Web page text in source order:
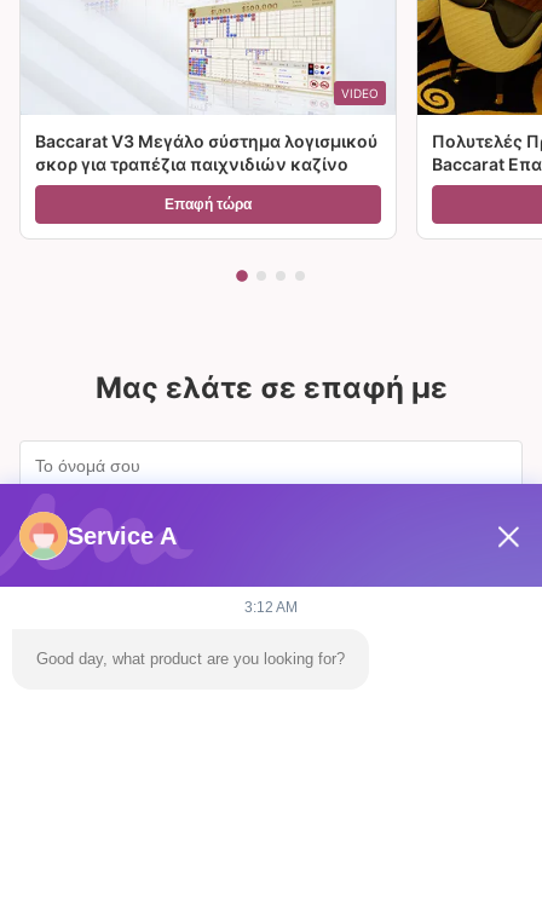
VIDEO
Baccarat V3 Μεγάλο σύστημα λογισμικού
σκορ για τραπέζια παιχνιδιών καζίνο
Επαφή τώρα
Πολυτελές
Baccarat
Παιχνιδιών
Μας ελάτε σε επαφή με
Service A
3:12 AM
Good day, what product are you looking for?